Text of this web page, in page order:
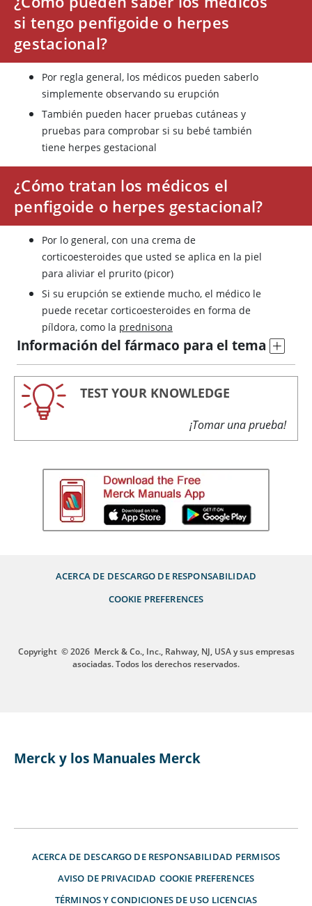
si tengo penfigoide o herpes
gestacional?
Por regla general, los médicos pueden saberlo
simplemente observando su erupción
También pueden hacer pruebas cutáneas y
pruebas para comprobar si su bebé también
tiene herpes gestacional
¿Cómo tratan los médicos el
penfigoide o herpes gestacional?
Por lo general, con una crema de
corticoesteroides que usted se aplica en la piel
para aliviar el prurito (picor)
Si su erupción se extiende mucho, el médico le
puede recetar corticoesteroides en forma de
píldora, como la prednisona
Información del fármaco para el tema
TEST YOUR KNOWLEDGE
¡Tomar una prueba!
ACERCA DE DESCARGO DE RESPONSABILIDAD
COOKIE PREFERENCES
Copyright © 2026 Merck & Co., Inc., Rahway, NJ, USA y sus empresas
asociadas. Todos los derechos reservados.
Merck y los Manuales Merck
ACERCA DE DESCARGO DE RESPONSABILIDAD PERMISOS
AVISO DE PRIVACIDAD COOKIE PREFERENCES
TÉRMINOS Y CONDICIONES DE USO LICENCIAS